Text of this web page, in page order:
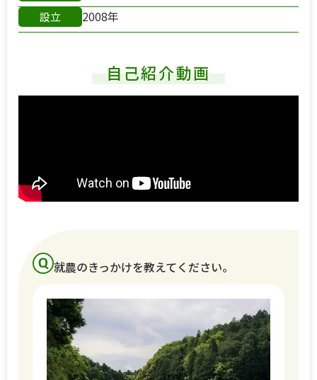
設立 2008年
自己紹介動画
就農のきっかけを教えてください。